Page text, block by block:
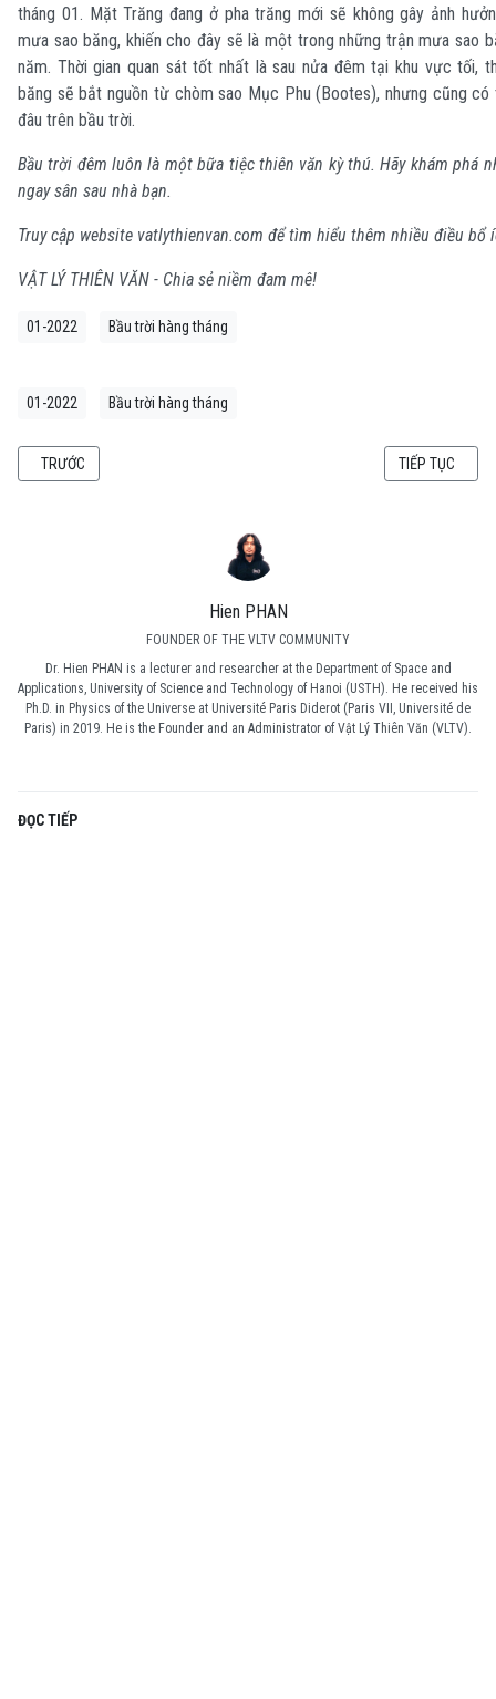
Hien PHAN
FOUNDER OF THE VLTV COMMUNITY
Dr. Hien PHAN is a lecturer and researcher at the Department of Space and
Applications, University of Science and Technology of Hanoi (USTH). He received his
Ph.D. in Physics of the Universe at Université Paris Diderot (Paris VII, Université de
Paris) in 2019. He is the Founder and an Administrator of Vật Lý Thiên Văn (VLTV).
ĐỌC TIẾP
tháng 01. Mặt Trăng đang ở pha trăng mới sẽ không gây ảnh
mưa sao băng, khiến cho đây sẽ là một trong những trận mưa sao
năm. Thời gian quan sát tốt nhất là sau nửa đêm tại khu vực tối,
băng sẽ bắt nguồn từ chòm sao Mục Phu (Bootes), nhưng cũng
đâu trên bầu trời.
Bầu trời đêm luôn là một bữa tiệc thiên văn kỳ thú. Hãy khám phá
ngay sân sau nhà bạn.
Truy cập website vatlythienvan.com để tìm hiểu thêm nhiều điều bổ
VẬT LÝ THIÊN VĂN - Chia sẻ niềm đam mê!
01-2022 Bầu trời hàng tháng
01-2022 Bầu trời hàng tháng
BÀI VIẾT TRƯỚC: BẦU TRỜI ĐÊM THÁNG 02/2022
TRƯỚC BÀI VIẾT KẾ
TIẾP TỤC